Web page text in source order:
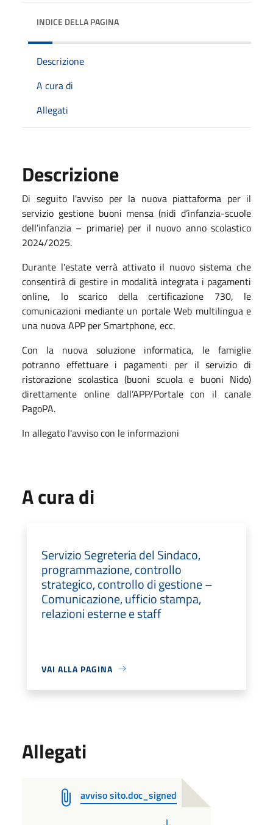
INDICE DELLA PAGINA
Descrizione
A cura di
Allegati
Descrizione
Di seguito l'avviso per la nuova piattaforma per il
servizio gestione buoni mensa (nidi d’infanzia-scuole
dell’infanzia – primarie) per il nuovo anno scolastico
2024/2025.
Durante l'estate verrà attivato il nuovo sistema che
consentirà di gestire in modalità integrata i pagamenti
online, lo scarico della certificazione 730, le
comunicazioni mediante un portale Web multilingua e
una nuova APP per Smartphone, ecc.
Con la nuova soluzione informatica, le famiglie
potranno effettuare i pagamenti per il servizio di
ristorazione scolastica (buoni scuola e buoni Nido)
direttamente online dall’APP/Portale con il canale
PagoPA.
In allegato l'avviso con le informazioni
A cura di
Servizio Segreteria del Sindaco,
programmazione, controllo
strategico, controllo di gestione –
Comunicazione, ufficio stampa,
relazioni esterne e staff
VAI ALLA PAGINA
Allegati
avviso sito.doc_signed